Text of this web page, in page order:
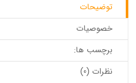
توضیحات
خصوصیات
برچسب ها:
نظرات (0)